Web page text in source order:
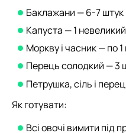
Баклажани — 6-7 штук
Капуста — 1
Моркву і часник — по 1
Перець солодкий — 3
Петрушка, сіль і
Як готувати:
Всі овочі вимити під